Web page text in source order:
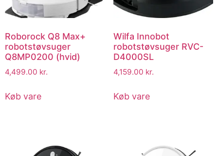
Roborock Q8 Max+
robotstøvsuger
Q8MP0200 (hvid)
4,499.00 kr.
Køb vare
Wilfa Innobot
robotstøvsuger RVC-
D4000SL
4,159.00 kr.
Køb vare